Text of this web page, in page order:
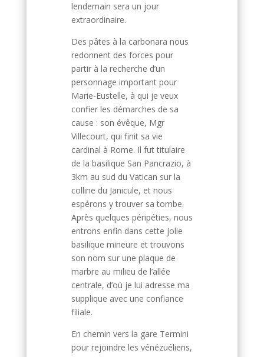
lendemain sera un jour
extraordinaire.
Des pâtes à la carbonara nous
redonnent des forces pour
partir à la recherche d’un
personnage important pour
Marie-Eustelle, à qui je veux
confier les démarches de sa
cause : son évêque, Mgr
Villecourt, qui finit sa vie
cardinal à Rome. Il fut titulaire
de la basilique San Pancrazio, à
3km au sud du Vatican sur la
colline du Janicule, et nous
espérons y trouver sa tombe.
Après quelques péripéties, nous
entrons enfin dans cette jolie
basilique mineure et trouvons
son nom sur une plaque de
marbre au milieu de l’allée
centrale, d’où je lui adresse ma
supplique avec une confiance
filiale.
En chemin vers la gare Termini
pour rejoindre les vénézuéliens,